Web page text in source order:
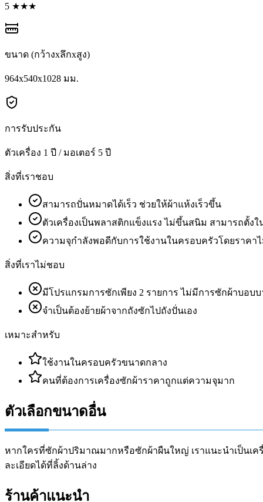
5 ★★★
ขนาด (กว้างxลึกxสูง)
964x540x1028 มม.
การรับประกัน
ตัวเครื่อง 1 ปี / มอเตอร์ 5 ปี
สิ่งที่เราชอบ
สามารถปั่นหมาดได้เร็ว ช่วยให้ผ้าแห้งเร็วขึ้น
ตัวเครื่องเป็นพลาสติกแข็งแรง ไม่ขึ้นสนิม สามารถตั้ง
ความจุกำลังพอดีกับการใช้งานในครอบครัวโดยราคา
สิ่งที่เราไม่ชอบ
มีโปรแกรมการซักเพียง 2 รายการ ไม่มีการซักผ้าบอบบ
จำเป็นต้องย้ายผ้าจากถังซักไปถังปั่นเอง
เหมาะสำหรับ
ใช้งานในครอบครัวขนาดกลาง
คนที่ต้องการเครื่องซักผ้าราคาถูกแต่ความจุมาก
ตัวเลือกขนาดอื่น
หากใครที่ซักผ้าปริมาณมากหรือซักผ้าผืนใหญ่ เราแนะนำเป็นเค
ละเอียดได้ที่ลิ้งด้านล่าง
ร้านค้าแนะนำ